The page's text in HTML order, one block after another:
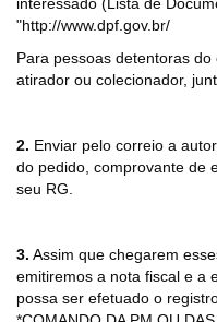
interessado (Lista de
"http://www.dpf.gov.br/
Para pessoas detentoras
atirador ou colecionador,
2. Enviar pelo correio a
do pedido, comprovante de
seu RG.
3. Assim que chegarem
emitiremos a nota fiscal e a
possa ser efetuado o